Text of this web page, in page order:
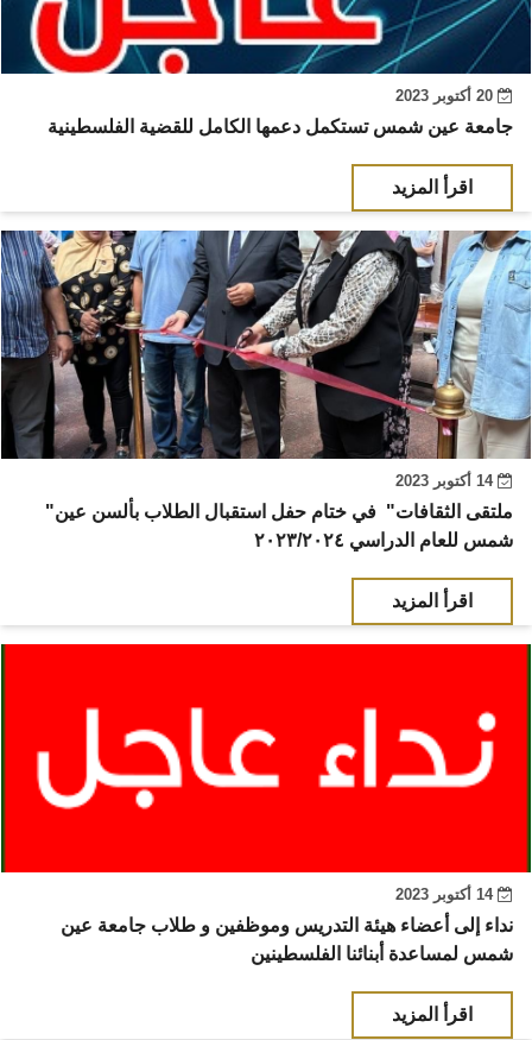
جامعة عين شمس تستكمل دعمها الكامل للقضية الفلسطينية
اقرأ المزيد
14 أكتوبر 2023
"ملتقى الثقافات" في ختام حفل استقبال الطلاب بألسن عين
شمس للعام الدراسي ٢٠٢٣/٢٠٢٤
اقرأ المزيد
14 أكتوبر 2023
نداء إلى أعضاء هيئة التدريس وموظفين و طلاب جامعة عين
شمس لمساعدة أبنائنا الفلسطينين
اقرأ المزيد